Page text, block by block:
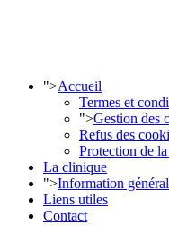
">Accueil
Termes et
">Gestion des
Refus des
Protection de
La clinique
">Information
Liens utiles
Contact